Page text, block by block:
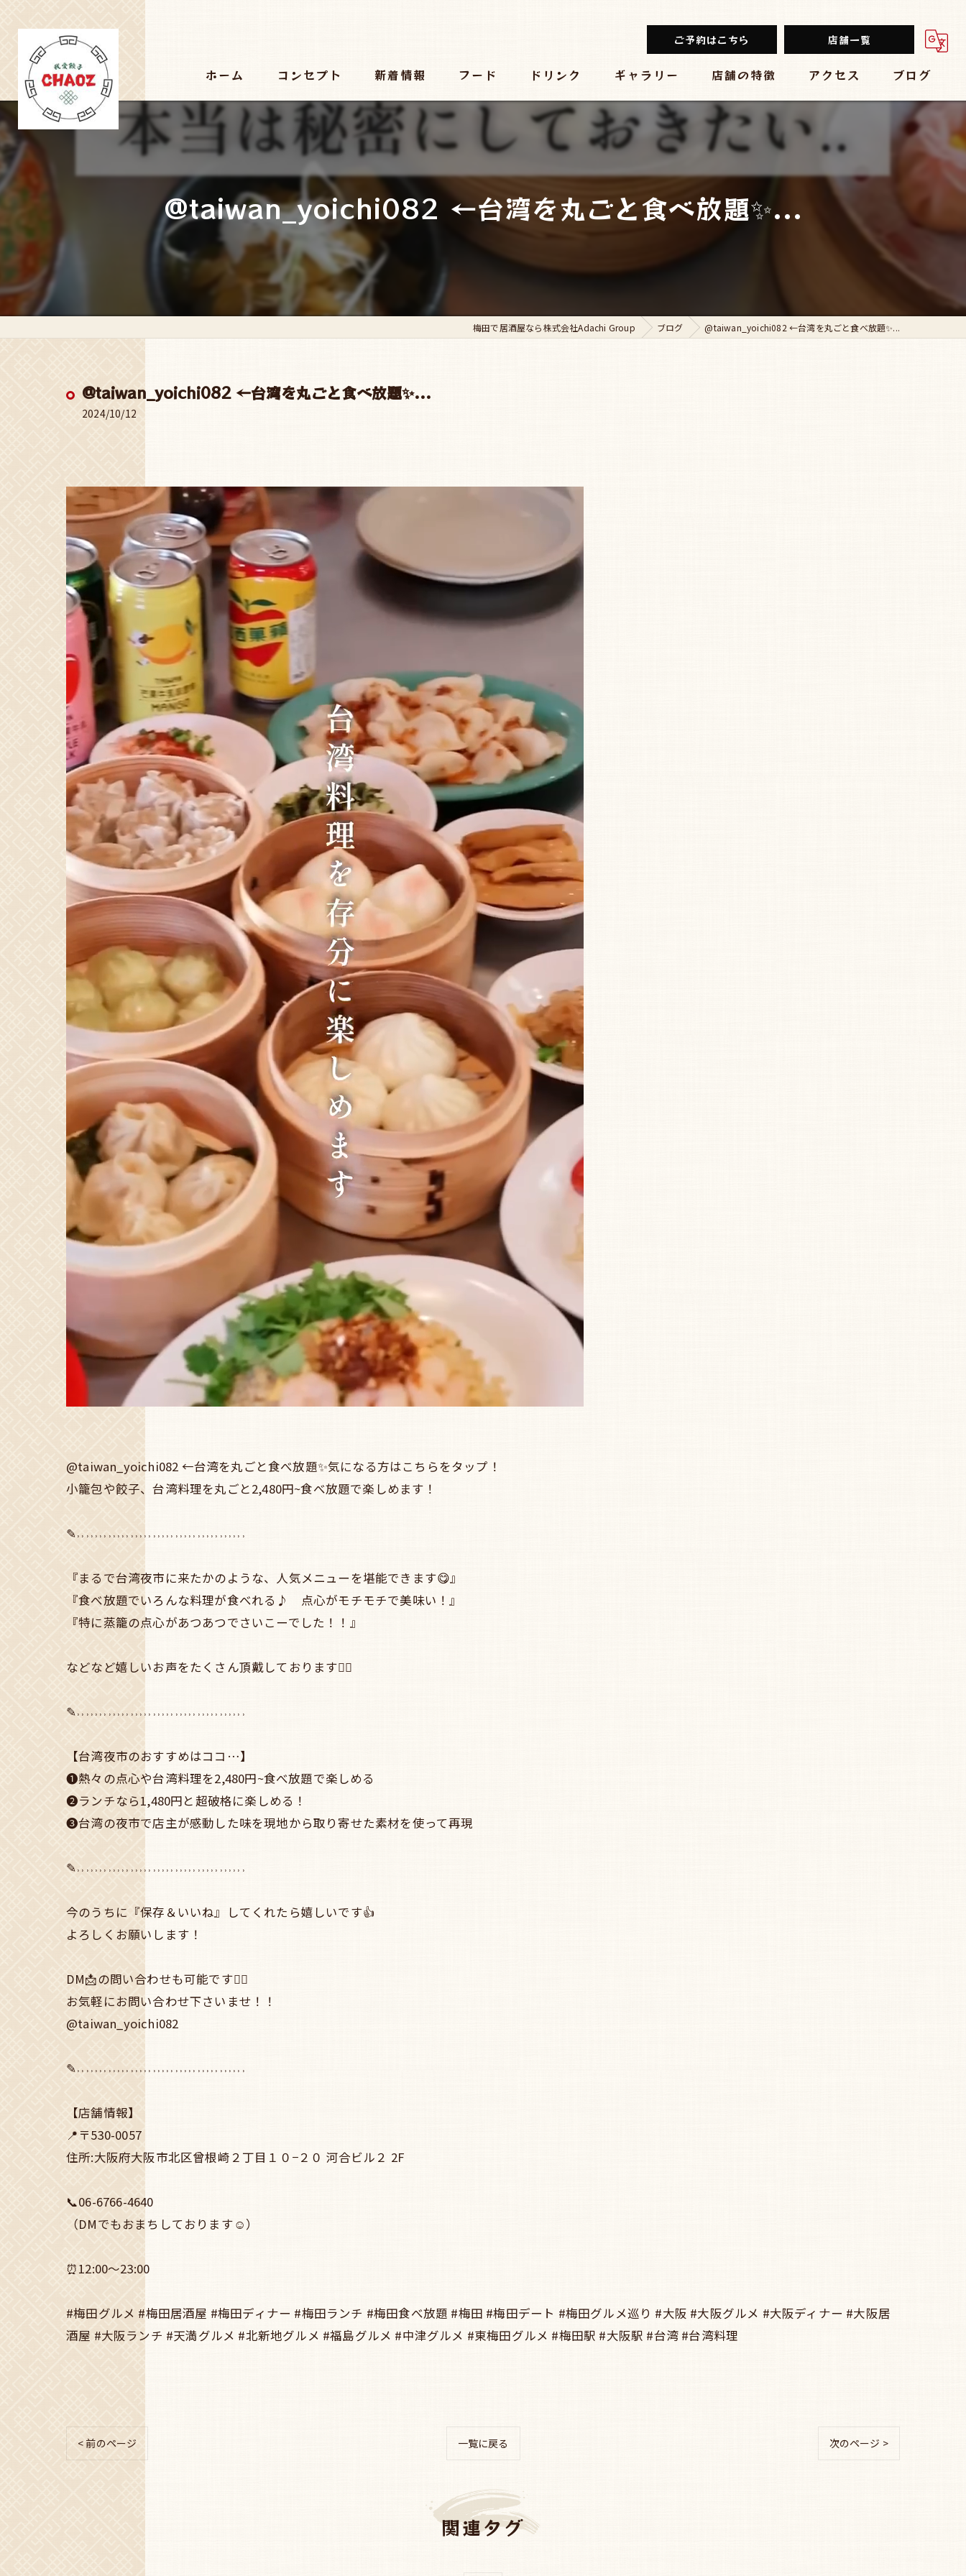
ご予約はこちら 店舗一覧
ホーム コンセプト 新着情報 フード ドリンク ギャラリー 店舗の特徴
餃子
中華
チューハイ
アクセス
堂山餃子チャオズ
台湾まるごと食べ放題 台湾夜市 梅田店
大衆酒場 スタンド ぱと 梅田店
黒毛和牛食べ放題 焼肉結局たれ。梅田店
ブログ
@taiwan_yoichi082 ←台湾を丸ごと食べ放題✨...
梅田で居酒屋なら株式会社Adachi Group ブログ @taiwan_yoichi082 ←台湾を丸ごと食べ放題✨...
@taiwan_yoichi082 ←台湾を丸ごと食べ放題✨...
2024/10/12
@taiwan_yoichi082 ←台湾を丸ごと食べ放題✨気になる方はこちらをタップ！
小籠包や餃子、台湾料理を丸ごと2,480円~食べ放題で楽しめます！
✎˒˒˒˒˒˒˒˒˒˒˒˒˒˒˒˒˒˒˒˒˒˒˒˒˒˒˒˒˒˒˒˒˒˒˒˒˒˒
『まるで台湾夜市に来たかのような、人気メニューを堪能できます😋』
『食べ放題でいろんな料理が食べれる♪ 点心がモチモチで美味い！』
『特に蒸籠の点心があつあつでさいこーでした！！』
などなど嬉しいお声をたくさん頂戴しております🙇‍♀️
✎˒˒˒˒˒˒˒˒˒˒˒˒˒˒˒˒˒˒˒˒˒˒˒˒˒˒˒˒˒˒˒˒˒˒˒˒˒˒
【台湾夜市のおすすめはココ…】
❶熱々の点心や台湾料理を2,480円~食べ放題で楽しめる
❷ランチなら1,480円と超破格に楽しめる！
❸台湾の夜市で店主が感動した味を現地から取り寄せた素材を使って再現
✎˒˒˒˒˒˒˒˒˒˒˒˒˒˒˒˒˒˒˒˒˒˒˒˒˒˒˒˒˒˒˒˒˒˒˒˒˒˒
今のうちに『保存＆いいね』してくれたら嬉しいです👍
よろしくお願いします！
DM📩の問い合わせも可能です🙆‍♀️
お気軽にお問い合わせ下さいませ！！
@taiwan_yoichi082
✎˒˒˒˒˒˒˒˒˒˒˒˒˒˒˒˒˒˒˒˒˒˒˒˒˒˒˒˒˒˒˒˒˒˒˒˒˒˒
【店舗情報】
📍〒530-0057
住所:大阪府大阪市北区曾根崎２丁目１０−２０ 河合ビル２ 2F
📞06-6766-4640
（DMでもおまちしております☺️）
⏰12:00～23:00
#梅田グルメ #梅田居酒屋 #梅田ディナー #梅田ランチ #梅田食べ放題 #梅田 #梅田デート #梅田グルメ巡り #大阪 #大阪グルメ #大阪ディナー #大阪居
酒屋 #大阪ランチ #天満グルメ #北新地グルメ #福島グルメ #中津グルメ #東梅田グルメ #梅田駅 #大阪駅 #台湾 #台湾料理
< 前のページ 一覧に戻る 次のページ >
関連タグ